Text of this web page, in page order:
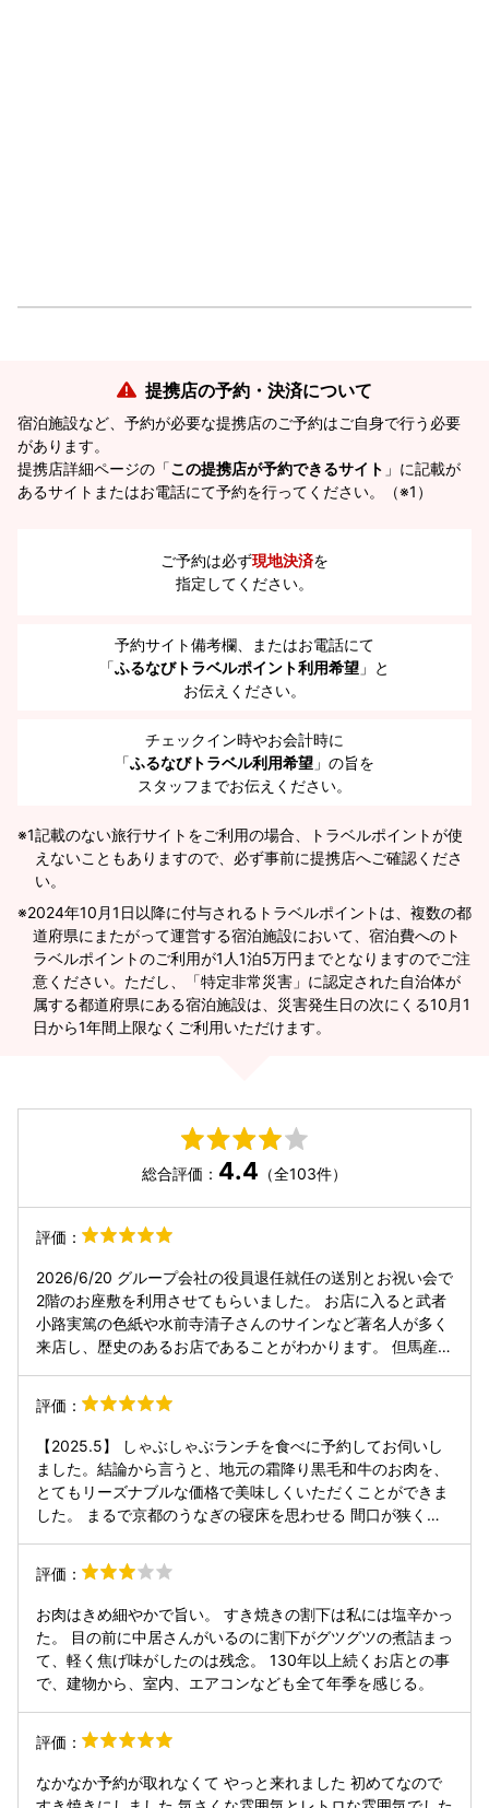
提携店の予約・決済について
宿泊施設など、予約が必要な提携店のご予約はご自身で行う必要
があります。
提携店詳細ページの「この提携店が予約できるサイト 」に記載が
あるサイトまたはお電話にて予約を行ってください。（※1）
ご予約は必ず現地決済を
指定してください。
予約サイト備考欄、またはお電話にて
「ふるなびトラベルポイント利用希望 」と
お伝えください。
チェックイン時やお会計時に
「ふるなびトラベル利用希望 」の旨を
スタッフまでお伝えください。
※1記載のない旅行サイトをご利用の場合、トラベルポイントが使
えないこともありますので、必ず事前に提携店へご確認くださ
い。
2024年10月1日以降に付与されるトラベルポイントは、複数の都
道府県にまたがって運営する宿泊施設において、宿泊費へのト
ラベルポイントのご利用が1人1泊5万円までとなりますのでご注
意ください。ただし、「特定非常災害」に認定された自治体が
属する都道府県にある宿泊施設は、災害発生日の次にくる10月1
日から1年間上限なくご利用いただけます。
総合評価： 4.4 （全103件）
評価：
2026/6/20 グループ会社の役員退任就任の送別とお祝い会で
2階のお座敷を利用させてもらいました。 お店に入ると武者
小路実篤の色紙や水前寺清子さんのサインなど著名人が多く
来店し、歴史のあるお店であることがわかります。 但馬産の
ぶりの1枚を贅沢に使って、わりしたに好みの量の砂糖を溶
かして煮て、溶き卵につけていただきます。 久しぶりのすき
焼きでしたが、お肉の脂身と赤身の旨味が味わい深く柔らか
いお肉と、ネギ、豆腐、糸蒟蒻です。お酒を飲みながらです
が、すぐに白飯をオーダーしてしまいました！笑 よく話よく
食べて幸せな時間を過ごせました。ごちそうさまでした。
評価：
【2025.5】 しゃぶしゃぶランチを食べに予約してお伺いし
ました。結論から言うと、地元の霜降り黒毛和牛のお肉を、
とてもリーズナブルな価格で美味しくいただくことができま
した。 まるで京都のうなぎの寝床を思わせる 間口が狭く奥
老舗。近くの柿安料亭本店とは遠い親戚にあたるそうですが
経営は全く別だそうです。 牛肉だけでなく お野菜もたっぷ
りあり、またご飯もある程度 おかわり自由なので、かなりお
腹いっぱいになれます。希望に応じて、仲居さんが始終調理
をしてくれたり、途中まで調理をしてあとはお客が自由に調
理をするという選択も出来ます。とはいえ 要所要所、面倒を
見に来てくれます。タレはポン酢とゴマダレが用意されます
ちょっと物足りなく感じるかも。 客席は畳敷のテーブル椅子
ね。 完全なプライベートな空間で、ノスタルジックな料亭の
評価：
お肉はきめ細やかで旨い。 すき焼きの割下は私には塩辛かっ
た。 目の前に中居さんがいるのに割下がグツグツの煮詰まっ
て、軽く焦げ味がしたのは残念。 130年以上続くお店との事
で、建物から、室内、エアコンなども全て年季を感じる。
評価：
なかなか予約が取れなくて やっと来れました 初めてなので